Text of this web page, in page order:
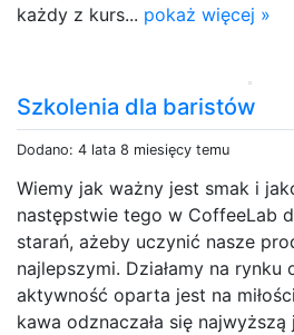
każdy z kurs... pokaż więcej »
Szkolenia dla baristów
Dodano: 4 lata 8 miesięcy temu
Wiemy jak ważny jest smak i
następstwie tego w CoffeeLab
starań, ażeby uczynić nasze
najlepszymi. Działamy na rynku
aktywność oparta jest na
kawa odznaczała się